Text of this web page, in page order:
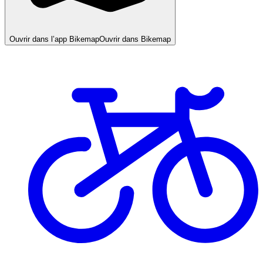
Ouvrir dans l’app BikemapOuvrir dans Bikemap